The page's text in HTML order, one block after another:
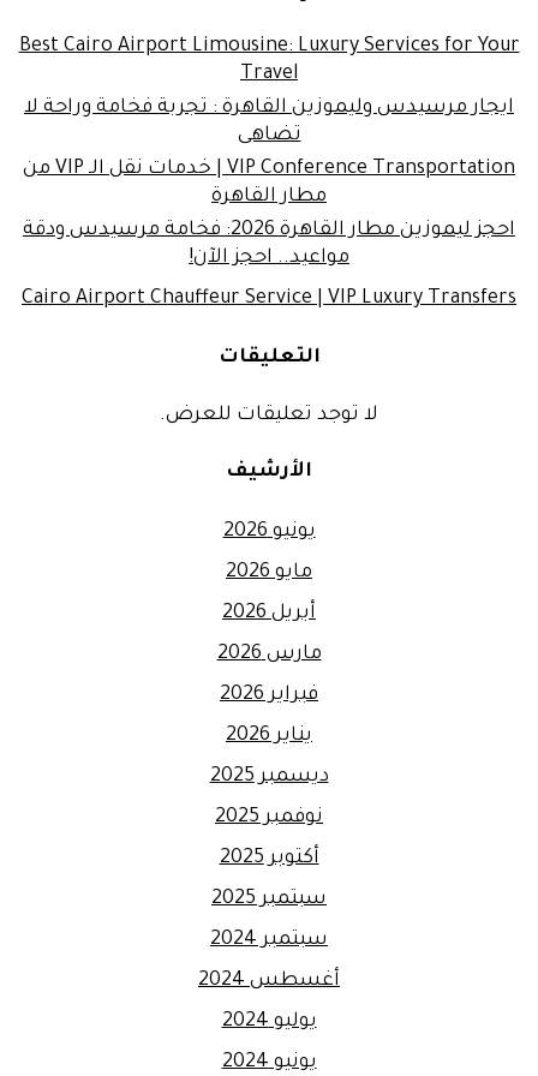
Best Cairo Airport Limousine: Luxury Services for Your
Travel
ايجار مرسيدس وليموزين القاهرة : تجربة فخامة وراحة لا
تضاهى
VIP Conference Transportation | خدمات نقل الـ VIP من
مطار القاهرة
احجز ليموزين مطار القاهرة 2026: فخامة مرسيدس ودقة
مواعيد.. احجز الآن!
Cairo Airport Chauffeur Service | VIP Luxury Transfers
التعليقات
لا توجد تعليقات للعرض.
الأرشيف
يونيو 2026
مايو 2026
أبريل 2026
مارس 2026
فبراير 2026
يناير 2026
ديسمبر 2025
نوفمبر 2025
أكتوبر 2025
سبتمبر 2025
سبتمبر 2024
أغسطس 2024
يوليو 2024
يونيو 2024